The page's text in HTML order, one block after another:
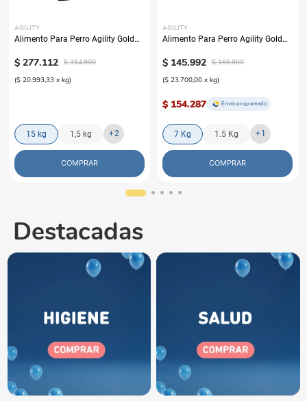
AGILITY
Alimento Para Perro Agility Gold
$ 277.112 $ 314.900
($ 20.993,33 x kg)
15 kg 1,5 kg +2
COMPRAR
AGILITY
Alimento Para Perro Agility Gold
$ 145.992 $ 165.900
($ 23.700,00 x kg)
$ 154.287 Envío programado
7 Kg 1.5 Kg +1
COMPRAR
Destacadas